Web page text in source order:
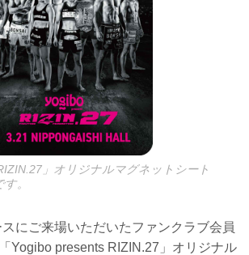
」オリジナルマグネットシート
。
にご来場いただいたファンクラブ会員
Yogibo presents RIZIN.27」オリジナル